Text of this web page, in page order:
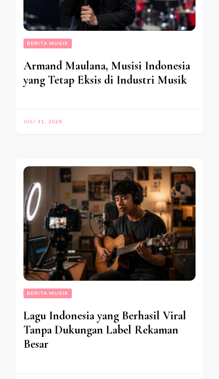
BERITA MUSIK
Armand Maulana, Musisi Indonesia
yang Tetap Eksis di Industri Musik
JULI 31, 2026
BERITA MUSIK
Lagu Indonesia yang Berhasil Viral
Tanpa Dukungan Label Rekaman
Besar